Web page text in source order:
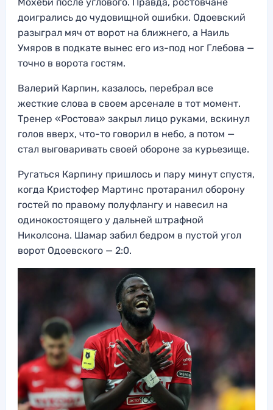
доигрались до чудовищной ошибки. Одоевский
разыграл мяч от ворот на ближнего, а Наиль
Умяров в подкате вынес его из-под ног Глебова —
точно в ворота гостям.
Валерий Карпин, казалось, перебрал все
жесткие слова в своем арсенале в тот момент.
Тренер «Ростова» закрыл лицо руками, вскинул
голов вверх, что-то говорил в небо, а потом —
стал выговаривать своей обороне за курьезище.
Ругаться Карпину пришлось и пару минут спустя,
когда Кристофер Мартинс протаранил оборону
гостей по правому полуфлангу и навесил на
одинокостоящего у дальней штрафной
Николсона. Шамар забил бедром в пустой угол
ворот Одоевского — 2:0.